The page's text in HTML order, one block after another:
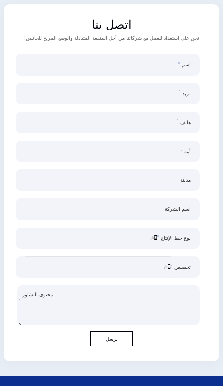
اتصل بنا
نحن على استعداد للعمل مع شركائنا من أجل المنفعة المتبادلة والوضع المربح للجانبين!
اسم
بريد
هاتف
أمة
مدينة
اسم الشركة
نوع خط الإنتاج
تخصيص
محتوى التشاور
يرسل